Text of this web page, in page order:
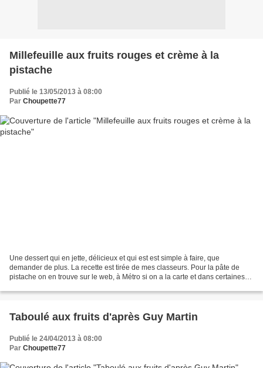
Millefeuille aux fruits rouges et crème à la
pistache
Publié le 13/05/2013 à 08:00
Par Choupette77
Une dessert qui en jette, délicieux et qui est est simple à faire, que
demander de plus. La recette est tirée de mes classeurs. Pour la pâte de
pistache on en trouve sur le web, à Métro si on a la carte et dans certaines
Taboulé aux fruits d'après Guy Martin
Publié le 24/04/2013 à 08:00
Par Choupette77